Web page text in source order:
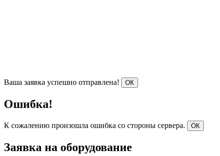
Ваша заявка успешно отправлена! ОК
Ошибка!
К сожалению произошла ошибка со стороны сервера. ОК
Заявка на оборудование